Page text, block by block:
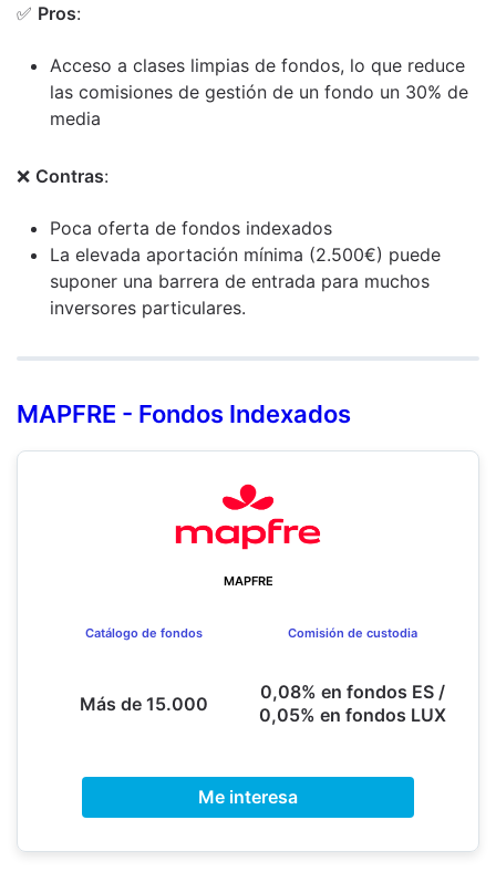
✅ Pros:
Acceso a clases limpias de fondos, lo que reduce
las comisiones de gestión de un fondo un 30% de
media
❌ Contras:
Poca oferta de fondos indexados
La elevada aportación mínima (2.500€) puede
suponer una barrera de entrada para muchos
inversores particulares.
MAPFRE - Fondos Indexados
MAPFRE
Catálogo de fondos
Más de 15.000
Comisión de custodia
0,08% en fondos ES /
0,05% en fondos LUX
Me interesa